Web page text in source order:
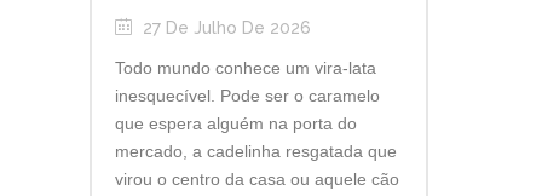
27 De Julho De 2026
Todo mundo conhece um vira-lata
inesquecível. Pode ser o caramelo
que espera alguém na porta do
mercado, a cadelinha resgatada que
virou o centro da casa ou aquele cão